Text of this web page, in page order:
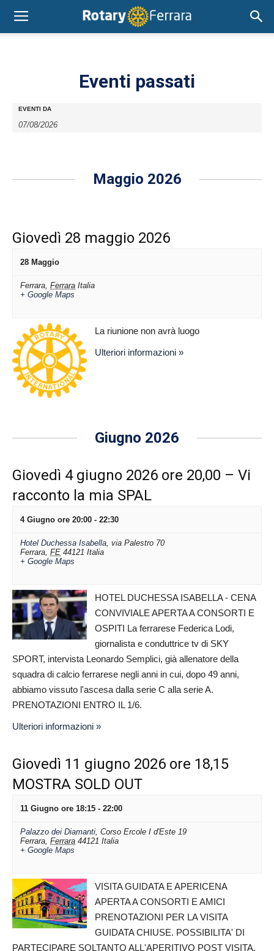
Eventi passati
EVENTI DA
Maggio 2026
Giovedì 28 maggio 2026
28 Maggio
Ferrara Ferrara Italia
+ Google Maps
La riunione non avrà luogo
Ulteriori informazioni »
Giugno 2026
Giovedì 4 giugno 2026 ore 20,00 – Vi
racconto la mia SPAL
4 Giugno ore 20:00 - 22:30
Hotel Duchessa Isabella via Palestro 70
Ferrara FE 44121 Italia
+ Google Maps
HOTEL DUCHESSA ISABELLA - CENA
CONVIVIALE APERTA A CONSORTI E
OSPITI La ferrarese Federica Lodi,
giornalista e conduttrice tv di SKY
SPORT, intervista Leonardo Semplici, già allenatore della
squadra di calcio ferrarese negli anni in cui, dopo 49 anni,
abbiamo vissuto l'ascesa dalla serie C alla serie A.
PRENOTAZIONI ENTRO IL 1/6.
Ulteriori informazioni »
Giovedì 11 giugno 2026 ore 18,15
MOSTRA SOLD OUT
11 Giugno ore 18:15 - 22:00
Palazzo dei Diamanti Corso Ercole I d'Este 19
Ferrara Ferrara 44121 Italia
+ Google Maps
VISITA GUIDATA E APERICENA
APERTA A CONSORTI E AMICI
PRENOTAZIONI PER LA VISITA
GUIDATA CHIUSE. POSSIBILITA' DI
PARTECIPARE SOLTANTO ALL'APERITIVO POST VISITA.